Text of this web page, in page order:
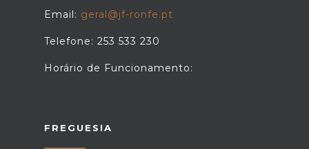
Email: geral@jf-ronfe.pt
Telefone: 253 533 230
Horário de Funcionamento:
FREGUESIA